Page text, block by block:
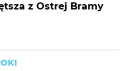
z Ostrej Bramy